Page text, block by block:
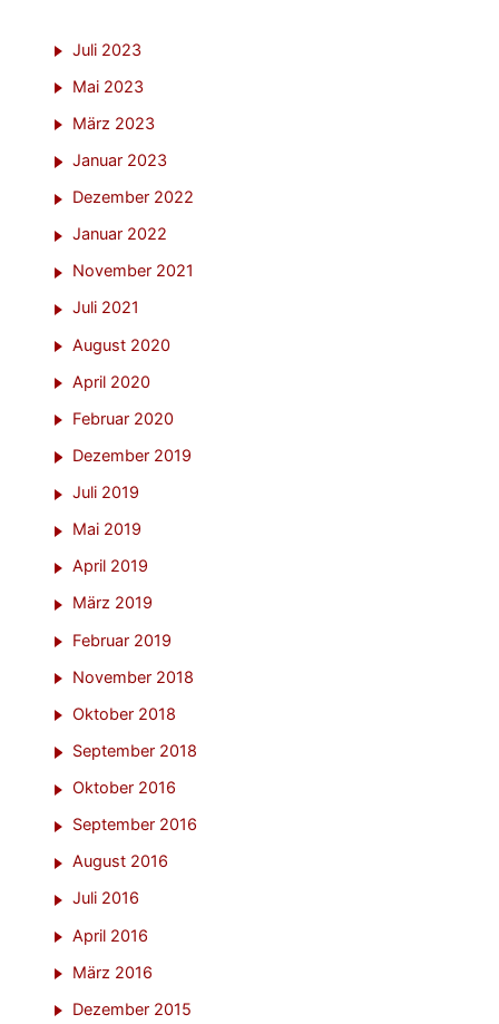
Juli 2023
Mai 2023
März 2023
Januar 2023
Dezember 2022
Januar 2022
November 2021
Juli 2021
August 2020
April 2020
Februar 2020
Dezember 2019
Juli 2019
Mai 2019
April 2019
März 2019
Februar 2019
November 2018
Oktober 2018
September 2018
Oktober 2016
September 2016
August 2016
Juli 2016
April 2016
März 2016
Dezember 2015